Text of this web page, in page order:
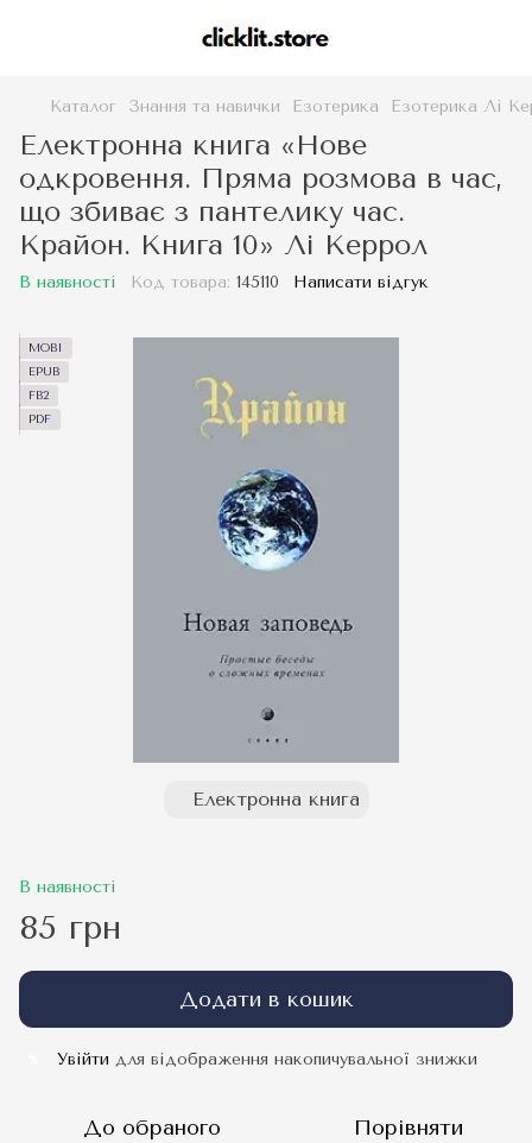
Каталог Знання та навички Езотерика Езотерика Лі
Електронна книга «Нове
одкровення. Пряма розмова в час,
що збиває з пантелику час.
Крайон. Книга 10» Лі Керрол
В наявності Код товара: 145110 Написати відгук
MOBI
EPUB
FB2
PDF
Електронна книга
В наявності
85 грн
Додати в кошик
Увійти для відображення накопичувальної знижки
До обраного Порівняти